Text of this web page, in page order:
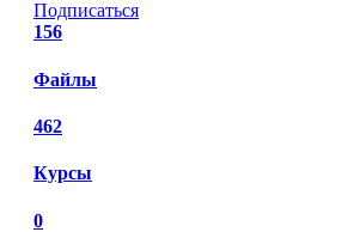
Подписаться
156
Файлы
462
Курсы
0